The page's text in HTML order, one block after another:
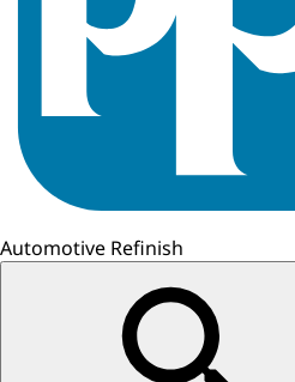
Automotive Refinish